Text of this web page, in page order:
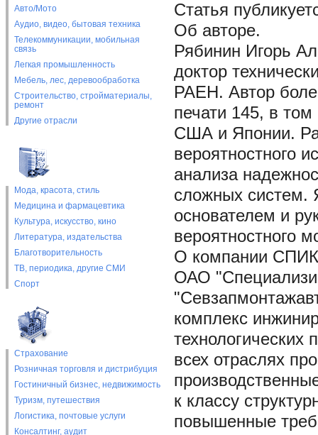
Авто/Мото
Аудио, видео, бытовая техника
Телекоммуникации, мобильная
связь
Легкая промышленность
Мебель, лес, деревообработка
Строительство, стройматериалы,
ремонт
Другие отрасли
Мода, красота, стиль
Медицина и фармацевтика
Культура, искусство, кино
Литература, издательства
Благотворительность
ТВ, периодика, другие СМИ
Спорт
Страхование
Розничная торговля и дистрибуция
Гостиничный бизнес, недвижимость
Туризм, путешествия
Логистика, почтовые услуги
Консалтинг, аудит
Статья
Об авторе.
Рябинин Игорь
доктор
РАЕН. Автор
печати 145, в
США и Японии.
вероятностного
анализа
сложных систем.
основателем и
вероятностного
О компании
ОАО
комплекс
всех отраслях
к классу
повышенные